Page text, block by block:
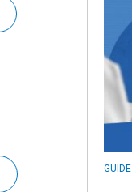
GUIDE